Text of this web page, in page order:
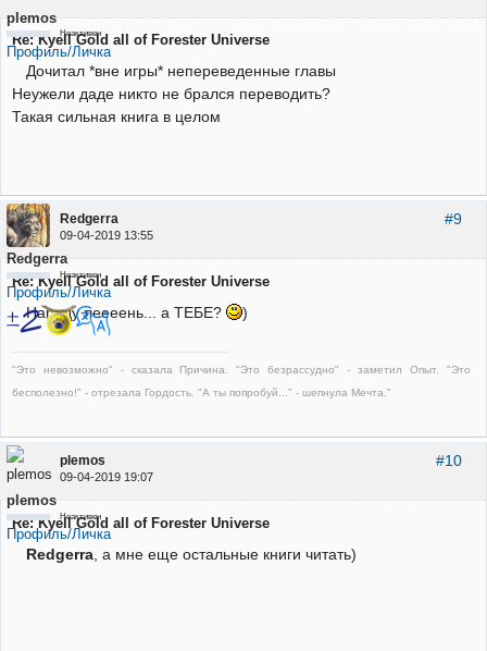
plemos
Неактивен
Профиль/Личка
Re: Kyell Gold all of Forester Universe
Дочитал *вне игры* непереведенные главы
Неужели даде никто не брался переводить?
Такая сильная книга в целом
#9
Redgerra
09-04-2019 13:55
Redgerra
Неактивен
Профиль/Личка
Re: Kyell Gold all of Forester Universe
Народу леееень... а ТЕБЕ? )
"Это невозможно" - сказала Причина. "Это безрассудно" - заметил Опыт. "Это
бесполезно!" - отрезала Гордость. "А ты попробуй..." - шепнула Мечта."
#10
plemos
09-04-2019 19:07
plemos
Неактивен
Профиль/Личка
Re: Kyell Gold all of Forester Universe
Redgerra, а мне еще остальные книги читать)